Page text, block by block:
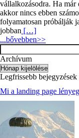
vállalkozásodra. Ha már
akkor nincs ebben
folyamatosan próbálják
jobban […]
...bővebben>>
Keresés:
Archívum
Archívum
Legfrissebb bejegyzések
Mi a landing page